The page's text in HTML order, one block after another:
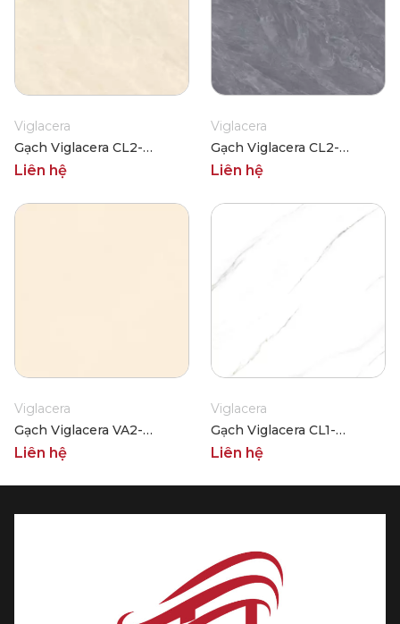
Viglacera
Gạch Viglacera CL2-
P121204
Liên hệ
Viglacera
Gạch Viglacera CL2-
P121203
Liên hệ
Viglacera
Gạch Viglacera VA2-
P121204
Liên hệ
Viglacera
Gạch Viglacera CL1-
P121201
Liên hệ